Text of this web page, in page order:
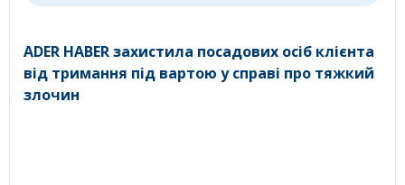
ADER HABER захистила посадових осіб клієнта
від тримання під вартою у справі про тяжкий
злочин